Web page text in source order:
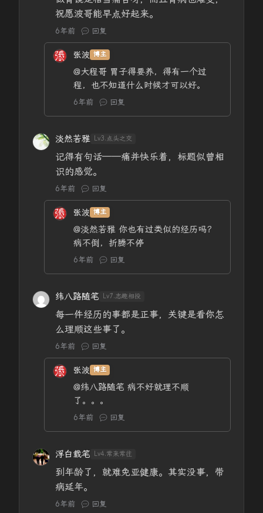
祝愿波哥能早点好起来。
6年前 回复
张波 博主
@大程哥 胃子得要养，得有一个过
程，也不知道什么时候才可以好。
6年前 回复
淡然若雅 Lv3.点头之交
记得有句话——痛并快乐着，标题似曾相
识的感觉。
6年前 回复
张波 博主
@淡然若雅 你也有过类似的经历吗？
病不倒，折腾不停
6年前 回复
纬八路随笔 Lv7.志趣相投
每一件经历的事都是正事，关键是看你怎
么理顺这些事了。
6年前 回复
张波 博主
@纬八路随笔 病不好就理不顺
了。。。
6年前 回复
浮白载笔 Lv4.常来常往
到年龄了，就难免亚健康。其实没事，带
病延年。
6年前 回复